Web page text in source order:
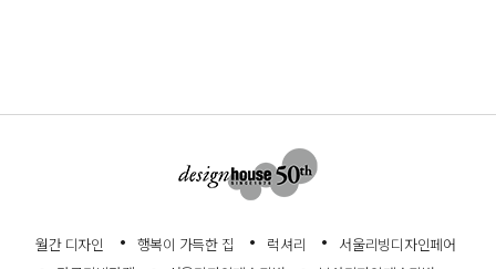
월간 디자인 행복이 가득한 집 럭셔리
서울리빙디자인페어